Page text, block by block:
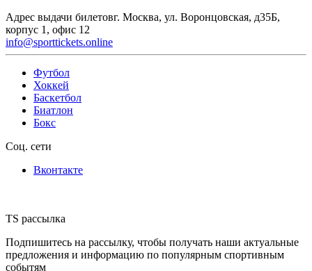
Адрес выдачи билетовг. Москва, ул. Воронцовская, д35Б,
корпус 1, офис 12
info@sporttickets.online
Футбол
Хоккей
Баскетбол
Биатлон
Бокс
Соц. сети
Вконтакте
TS рассылка
Подпишитесь на рассылку, чтобы получать наши актуальные
предложения и информацию по популярным спортивным
событям